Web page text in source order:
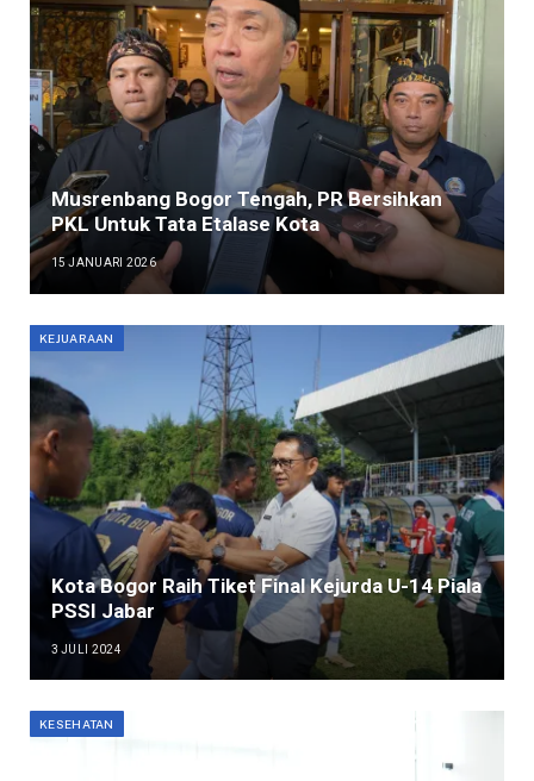
Musrenbang Bogor Tengah, PR Bersihkan
PKL Untuk Tata Etalase Kota
15 JANUARI 2026
KEJUARAAN
Kota Bogor Raih Tiket Final Kejurda U-14 Piala
PSSI Jabar
3 JULI 2024
KESEHATAN